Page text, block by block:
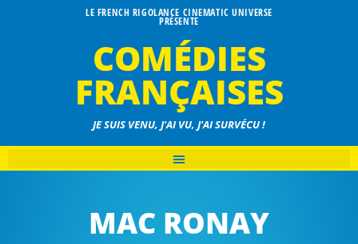
LE FRENCH RIGOLANCE CINEMATIC UNIVERSE
PRÉSENTE
COMÉDIES
FRANÇAISES
JE SUIS VENU, J'AI VU, J'AI SURVÉCU !
MAC RONAY